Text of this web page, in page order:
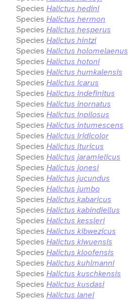
Species Halictus hedini
Species Halictus hermon
Species Halictus hesperus
Species Halictus hintzi
Species Halictus holomelaenus
Species Halictus hotoni
Species Halictus humkalensis
Species Halictus icarus
Species Halictus indefinitus
Species Halictus inornatus
Species Halictus inpilosus
Species Halictus intumescens
Species Halictus iridicolor
Species Halictus ituricus
Species Halictus jaramielicus
Species Halictus jonesi
Species Halictus jucundus
Species Halictus jumbo
Species Halictus kabaricus
Species Halictus kabindiellus
Species Halictus kessleri
Species Halictus kibwezicus
Species Halictus kiwuensis
Species Halictus kloofensis
Species Halictus kuhlmanni
Species Halictus kuschkensis
Species Halictus kusdasi
Species Halictus lanei